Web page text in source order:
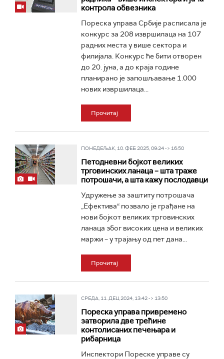
контрола обвезника
Пореска управа Србије расписала је
конкурс за 208 извршилаца на 107
радних места у више сектора и
филијала. Конкурс ће бити отворен
до 20. јуна, а до краја године
планирано је запошљавање 1.000
нових извршилаца...
Прочитај
ПОНЕДЕЉАК, 10. ФЕБ 2025, 09:24 -> 16:50
Петодневни бојкот великих
трговинских ланаца – шта траже
потрошачи, а шта кажу послодавци
Удружење за заштиту потрошача
„Ефектива“ позвало је грађане на
нови бојкот великих трговинских
ланаца због високих цена и великих
маржи – у трајању од пет дана...
Прочитај
СРЕДА, 11. ДЕЦ 2024, 13:42 -> 13:50
Пореска управа привремено
затворила две трећине
контолисаних печењара и
рибарница
Инспектори Пореске управе су